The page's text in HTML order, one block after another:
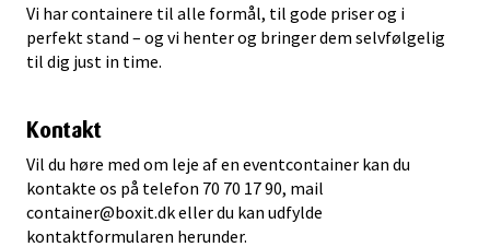
Vi har containere til alle formål, til gode priser og i
perfekt stand – og vi henter og bringer dem selvfølgelig
til dig just in time.
Kontakt
Vil du høre med om leje af en eventcontainer kan du
kontakte os på telefon 70 70 17 90, mail
container@boxit.dk eller du kan udfylde
kontaktformularen herunder.